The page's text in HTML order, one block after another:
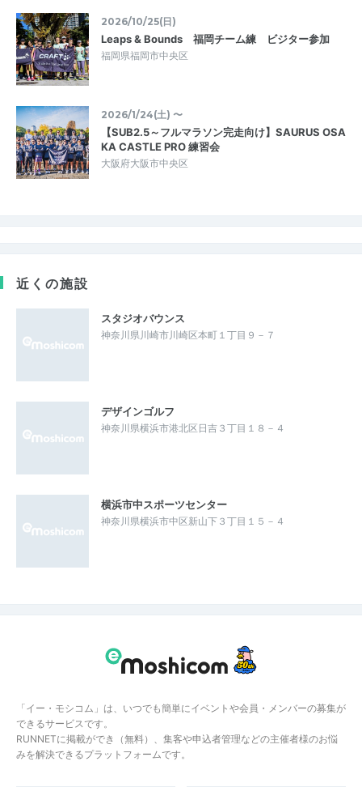
2026/10/25(日)
Leaps & Bounds 福岡チーム練 ビジター参加
福岡県福岡市中央区
2026/1/24(土) 〜
【SUB2.5～フルマラソン完走向け】SAURUS OSA
KA CASTLE PRO 練習会
大阪府大阪市中央区
近くの施設
スタジオバウンス
神奈川県川崎市川崎区本町１丁目９－７
デザインゴルフ
神奈川県横浜市港北区日吉３丁目１８－４
横浜市中スポーツセンター
神奈川県横浜市中区新山下３丁目１５－４
「イー・モシコム」は、いつでも簡単にイベントや会員・メンバーの募集が
できるサービスです。
RUNNETに掲載ができ（無料）、集客や申込者管理などの主催者様のお悩
みを解決できるプラットフォームです。